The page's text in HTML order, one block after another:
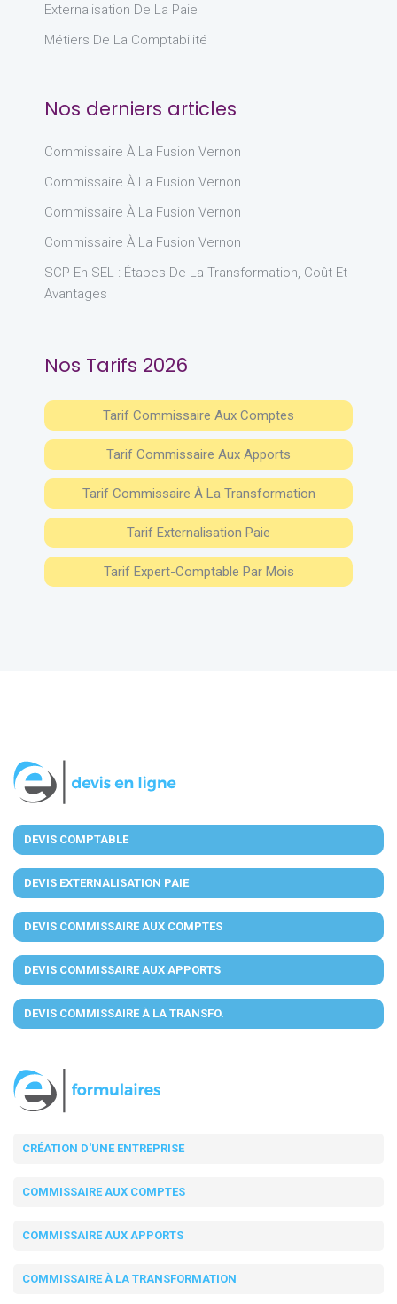
Externalisation De La Paie
Métiers De La Comptabilité
Nos derniers articles
Commissaire À La Fusion Vernon
Commissaire À La Fusion Vernon
Commissaire À La Fusion Vernon
Commissaire À La Fusion Vernon
SCP En SEL : Étapes De La Transformation, Coût Et
Avantages
Nos Tarifs 2026
Tarif Commissaire Aux Comptes
Tarif Commissaire Aux Apports
Tarif Commissaire À La Transformation
Tarif Externalisation Paie
Tarif Expert-Comptable Par Mois
DEVIS COMPTABLE
DEVIS EXTERNALISATION PAIE
DEVIS COMMISSAIRE AUX COMPTES
DEVIS COMMISSAIRE AUX APPORTS
DEVIS COMMISSAIRE À LA TRANSFO.
CRÉATION D'UNE ENTREPRISE
COMMISSAIRE AUX COMPTES
COMMISSAIRE AUX APPORTS
COMMISSAIRE À LA TRANSFORMATION